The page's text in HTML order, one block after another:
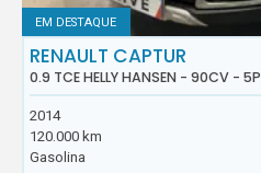
EM DESTAQUE
RENAULT CAPTUR
0.9 TCE HELLY HANSEN - 90CV - 5P
2014
120.000 km
Gasolina